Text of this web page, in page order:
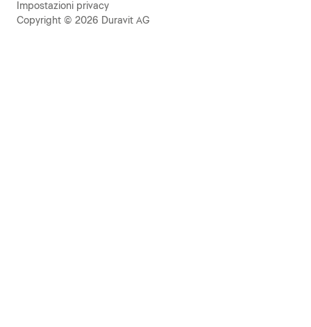
Impostazioni privacy
Copyright © 2026 Duravit AG